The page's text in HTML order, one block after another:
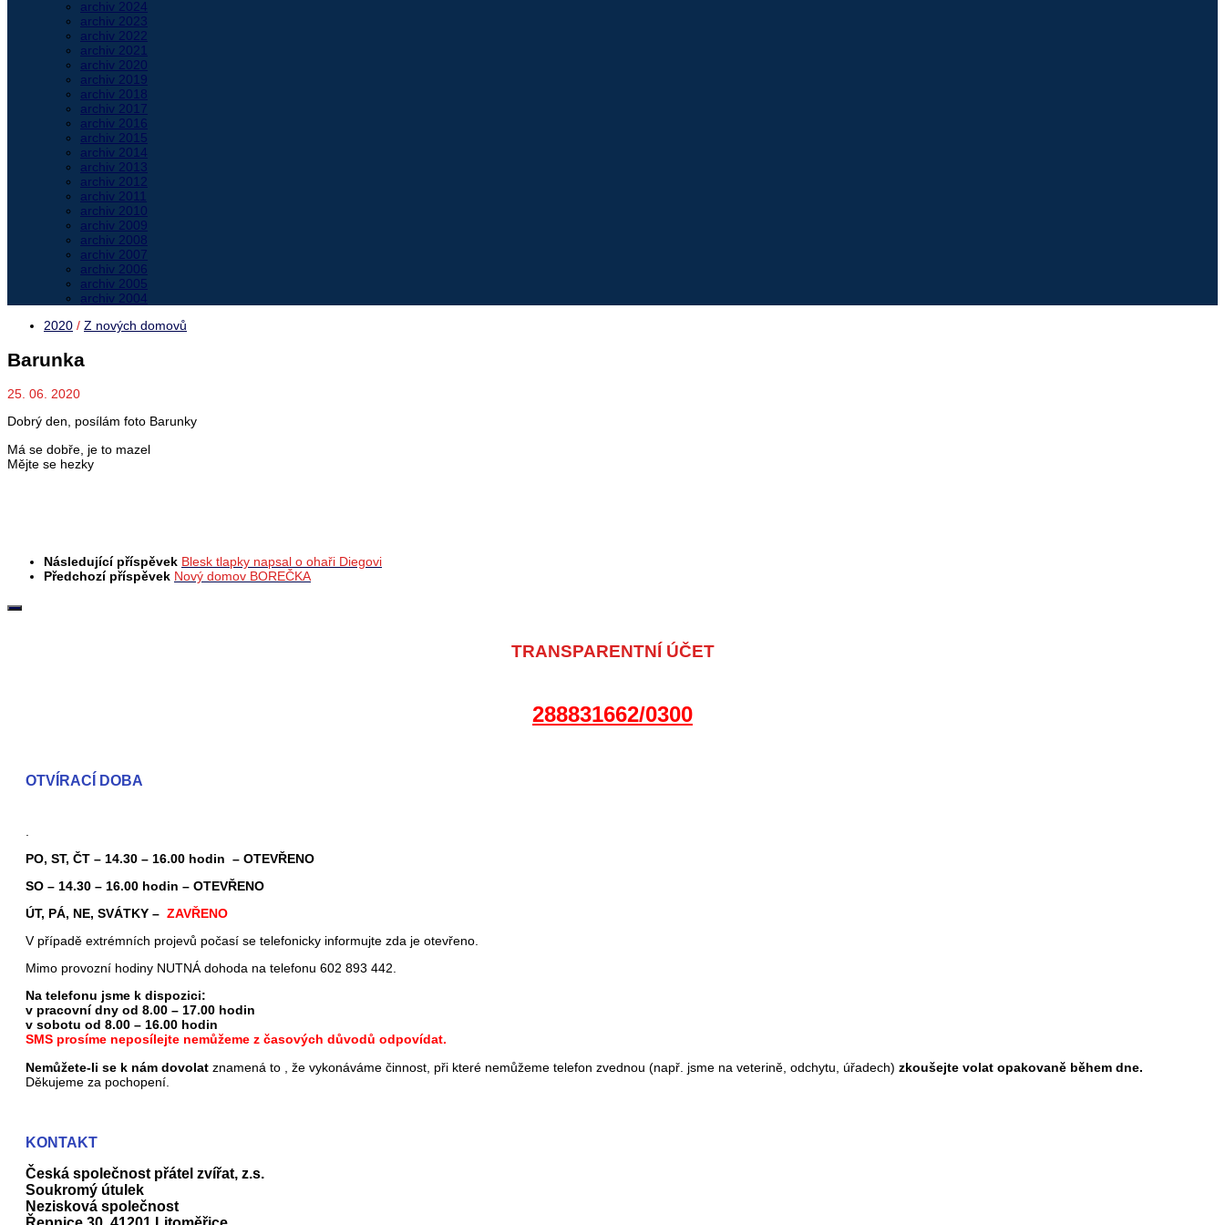
archiv 2024
archiv 2023
archiv 2022
archiv 2021
archiv 2020
archiv 2019
archiv 2018
archiv 2017
archiv 2016
archiv 2015
archiv 2014
archiv 2013
archiv 2012
archiv 2011
archiv 2010
archiv 2009
archiv 2008
archiv 2007
archiv 2006
archiv 2005
archiv 2004
2020 / Z nových domovů
Barunka
25. 06. 2020
Dobrý den, posílám foto Barunky
Má se dobře, je to mazel
Mějte se hezky
Následující příspěvek Blesk tlapky napsal o ohaři Diegovi
Předchozí příspěvek Nový domov BOREČKA
TRANSPARENTNÍ ÚČET
288831662/0300
OTVÍRACÍ DOBA
PO, ST, ČT – 14.30 – 16.00 hodin – OTEVŘENO
SO – 14.30 – 16.00 hodin – OTEVŘENO
ÚT, PÁ, NE, SVÁTKY – ZAVŘENO
V případě extrémních projevů počasí se telefonicky informujte zda je otevřeno.
Mimo provozní hodiny NUTNÁ dohoda na telefonu 602 893 442.
Na telefonu jsme k dispozici:
v pracovní dny od 8.00 – 17.00 hodin
v sobotu od 8.00 – 16.00 hodin
SMS prosíme neposílejte nemůžeme z časových důvodů odpovídat.
Nemůžete-li se k nám dovolat znamená to , že vykonáváme činnost, při které nemůžeme telefon zvednou (např. jsme na veterině, odchytu, úřadech) zkoušejte volat opakovaně během dne.
Děkujeme za pochopení.
KONTAKT
Česká společnost přátel zvířat, z.s.
Soukromý útulek
Nezisková společnost